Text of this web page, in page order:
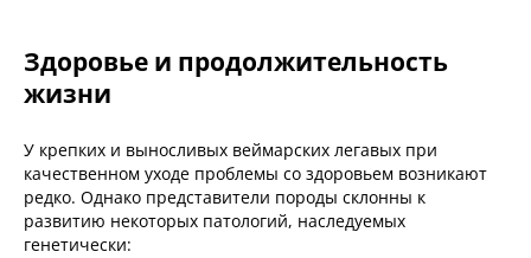
Здоровье и продолжительность
жизни
У крепких и выносливых веймарских легавых при
качественном уходе проблемы со здоровьем возникают
редко. Однако представители породы склонны к
развитию некоторых патологий, наследуемых
генетически: